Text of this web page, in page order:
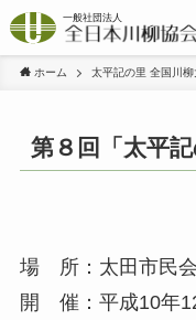
ホーム 太平記の里 全国川柳
第８回「太平
場 所：太田市民
開 催：平成10年